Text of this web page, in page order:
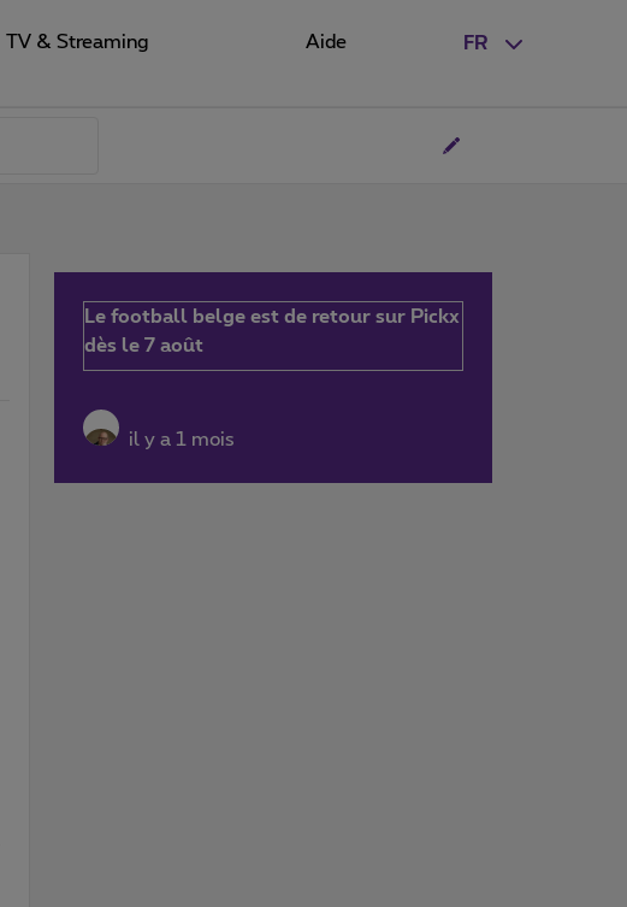
FR
TV & Streaming Aide
Le football belge est de retour sur Pickx
dès le 7 août
il y a 1 mois